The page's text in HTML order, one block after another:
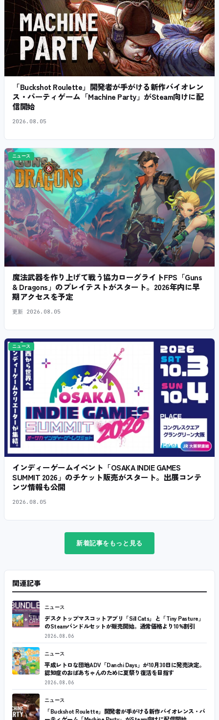
「Buckshot Roulette」開発者が手がける新作バイオレン
ス・パーティゲーム「Machine Party」がSteam向けに配
信開始
2026.08.05
ニュース
魔法武器を作り上げて戦う協力ローグライトFPS「Guns
& Dragons」のプレイテストがスタート。2026年内に早
期アクセスを予定
更新 2026.08.05
ニュース
インディーゲームイベント「OSAKA INDIE GAMES
SUMMIT 2026」のチケット販売がスタート。出展コンテ
ンツ情報も公開
2026.08.05
新着記事をもっと見る
関連記事
ニュース
デスクトップマスコットアプリ「Sill Cats」と「Tiny Pasture」
のSteamバンドルセットが販売開始。通常価格より10%割引
2026.08.06
ニュース
平成レトロな団地ADV「Danchi Days」が10月30日に発売決定。
認知症のおばあちゃんのために夏祭り復活を目指す
2026.08.06
ニュース
「Buckshot Roulette」開発者が手がける新作バイオレンス・パ